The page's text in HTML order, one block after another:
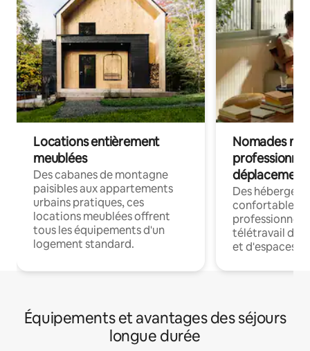
Locations entièrement
meublées
Des cabanes de montagne
paisibles aux appartements
urbains pratiques, ces
locations meublées offrent
tous les équipements d'un
logement standard.
Nomades
déplacement
Des
confortables
professionnels
télétravail
et d'espaces
Équipements et avantages des séjours
longue durée